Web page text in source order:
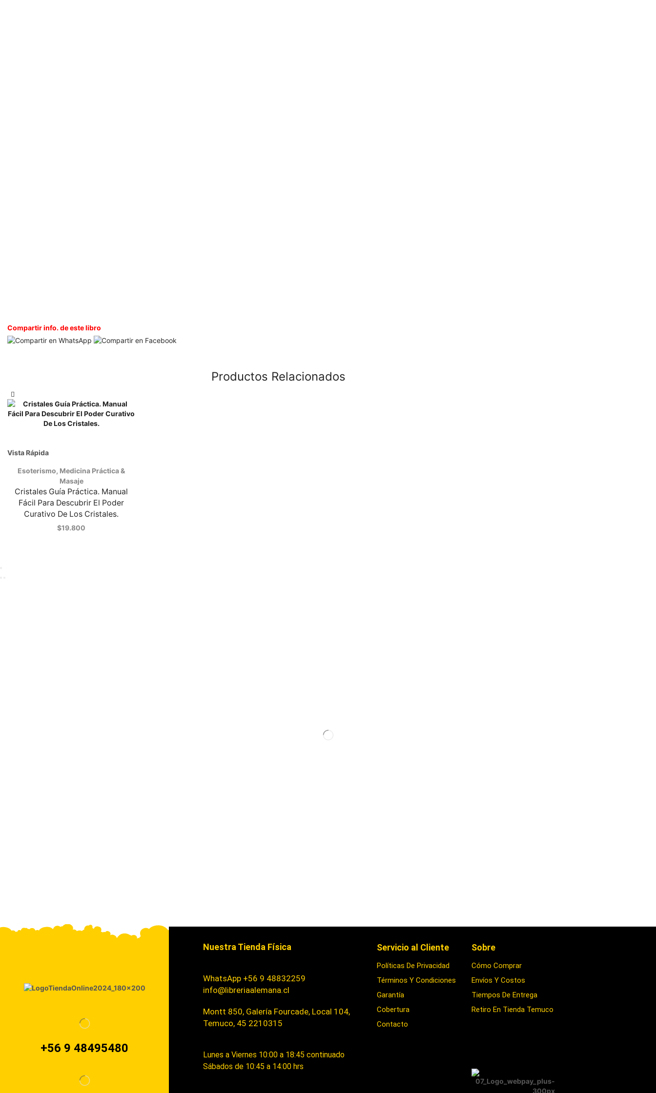
Compartir info. de este libro
Productos Relacionados
Vista Rápida
Esoterismo, Medicina Práctica &
Masaje
Cristales Guía Práctica. Manual
Fácil Para Descubrir El Poder
Curativo De Los Cristales.
$19.800
+56 9 48495480
Nuestra Tienda Física
WhatsApp +56 9 48832259
info@libreriaalemana.cl
Montt 850, Galería Fourcade, Local 104,
Temuco, 45 2210315
Lunes a Viernes 10:00 a 18:45 continuado
Sábados de 10:45 a 14:00 hrs
Servicio al Cliente
Políticas De Privacidad
Términos Y Condiciones
Garantía
Cobertura
Contacto
Sobre
Cómo Comprar
Envíos Y Costos
Tiempos De Entrega
Retiro En Tienda Temuco